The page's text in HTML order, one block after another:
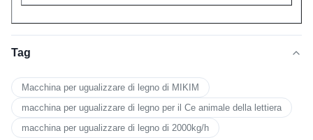
Tag
Macchina per ugualizzare di legno di MIKIM
macchina per ugualizzare di legno per il Ce animale della lettiera
macchina per ugualizzare di legno di 2000kg/h